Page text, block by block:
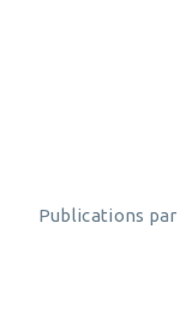
Publications